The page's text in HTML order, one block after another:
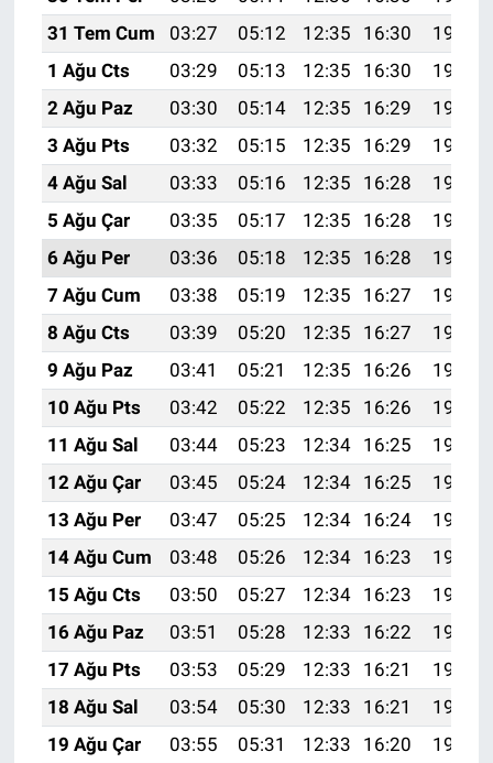
31 Tem Cum
03:27 05:12 12:35 16:30
19:49
1 Ağu Cts
03:29 05:13 12:35 16:30
19:48
2 Ağu Paz
03:30 05:14 12:35 16:29
19:47
3 Ağu Pts
03:32 05:15 12:35 16:29
19:46
4 Ağu Sal
03:33 05:16 12:35 16:28
19:45
5 Ağu Çar
03:35 05:17 12:35 16:28
19:43
6 Ağu Per
03:36 05:18 12:35 16:28
19:42
7 Ağu Cum
03:38 05:19 12:35 16:27
19:41
8 Ağu Cts
03:39 05:20 12:35 16:27
19:40
9 Ağu Paz
03:41 05:21 12:35 16:26
19:39
10 Ağu Pts
03:42 05:22 12:35 16:26
19:37
11 Ağu Sal
03:44 05:23 12:34 16:25
19:36
12 Ağu Çar
03:45 05:24 12:34 16:25
19:35
13 Ağu Per
03:47 05:25 12:34 16:24
19:33
14 Ağu Cum
03:48 05:26 12:34 16:23
19:32
15 Ağu Cts
03:50 05:27 12:34 16:23
19:31
16 Ağu Paz
03:51 05:28 12:33 16:22
19:29
17 Ağu Pts
03:53 05:29 12:33 16:21
19:28
18 Ağu Sal
03:54 05:30 12:33 16:21
19:26
19 Ağu Çar
03:55 05:31 12:33 16:20
19:25